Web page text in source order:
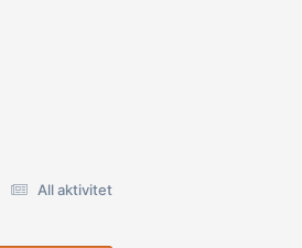
All aktivitet